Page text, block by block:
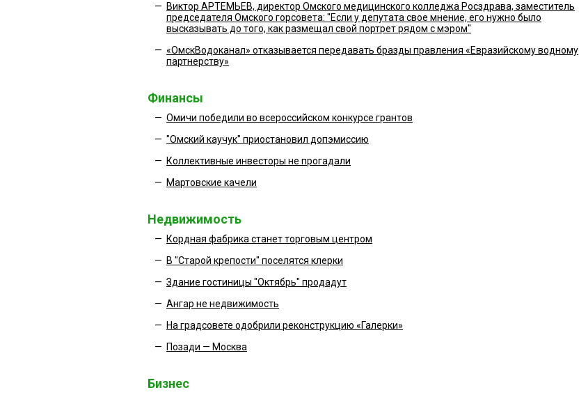
— Виктор АРТЕМЬЕВ, директор Омского медицинского колледжа Росздрава, заместитель
председателя Омского горсовета: "Если у депутата свое мнение, его нужно было
высказывать до того, как размещал свой портрет рядом с мэром"
— «ОмскВодоканал» отказывается передавать бразды правления «Евразийскому водному
партнерству»
Финансы
— Омичи победили во всероссийском конкурсе грантов
— "Омский каучук" приостановил допэмиссию
— Коллективные инвесторы не прогадали
— Мартовские качели
Недвижимость
— Кордная фабрика станет торговым центром
— В "Старой крепости" поселятся клерки
— Здание гостиницы "Октябрь" продадут
— Ангар не недвижимость
— На градсовете одобрили реконструкцию «Галерки»
— Позади — Москва
Бизнес